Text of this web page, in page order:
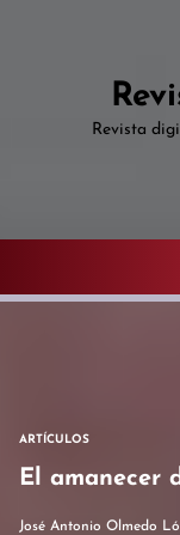
Revista
ARTÍCULOS
El amanecer
José Antonio Olmedo